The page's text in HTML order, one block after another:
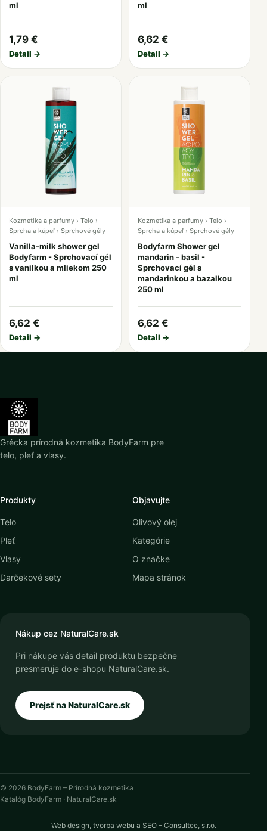
ml
1,79 €
Detail →
ml
6,62 €
Detail →
Kozmetika a parfumy › Telo ›
Sprcha a kúpeľ › Sprchové gély
Vanilla-milk shower gel
Bodyfarm - Sprchovací gél
s vanilkou a mliekom 250
ml
6,62 €
Detail →
Kozmetika a parfumy › Telo ›
Sprcha a kúpeľ › Sprchové gély
Bodyfarm Shower gel
mandarin - basil -
Sprchovací gél s
mandarinkou a bazalkou
250 ml
6,62 €
Detail →
Grécka prírodná kozmetika BodyFarm pre
telo, pleť a vlasy.
Produkty
Telo
Pleť
Vlasy
Darčekové sety
Objavujte
Olivový olej
Kategórie
O značke
Mapa stránok
Nákup cez NaturalCare.sk
Pri nákupe vás detail produktu bezpečne
presmeruje do e-shopu NaturalCare.sk.
Prejsť na NaturalCare.sk
© 2026 BodyFarm – Prírodná kozmetika
Katalóg BodyFarm · NaturalCare.sk
Web design, tvorba webu a SEO – Consultee, s.r.o.